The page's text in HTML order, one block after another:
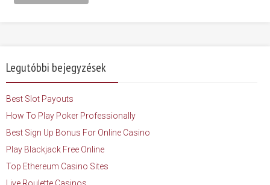
Legutóbbi bejegyzések
Best Slot Payouts
How To Play Poker Professionally
Best Sign Up Bonus For Online Casino
Play Blackjack Free Online
Top Ethereum Casino Sites